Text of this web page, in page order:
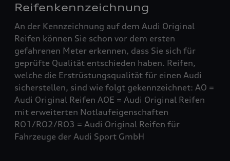
Reifenkennzeichnung
An der Kennzeichnung auf dem Audi Original
Reifen können Sie schon vor dem ersten
gefahrenen Meter erkennen, dass Sie sich für
geprüfte Qualität entschieden haben. Reifen,
welche die Erstrüstungsqualität für einen Audi
sicherstellen, sind wie folgt gekennzeichnet: AO =
Audi Original Reifen AOE = Audi Original Reifen
mit erweiterten Notlaufeigenschaften
RO1/RO2/RO3 = Audi Original Reifen für
Fahrzeuge der Audi Sport GmbH